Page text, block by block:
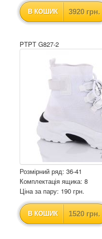
В КОШИК 3920 грн.
PTPT G827-2
Розмірний ряд: 36-41
Комплектація ящика: 8
Ціна за пару: 190 грн.
В КОШИК 1520 грн.